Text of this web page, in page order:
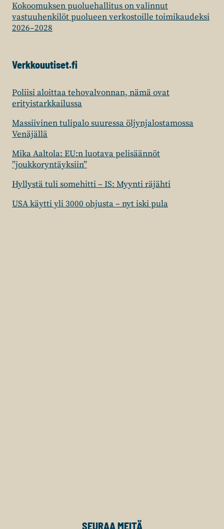
Kokoomuksen puoluehallitus on valinnut
vastuuhenkilöt puolueen verkostoille toimikaudeksi
2026–2028
Verkkouutiset.fi
Poliisi aloittaa tehovalvonnan, nämä ovat
erityistarkkailussa
Massiivinen tulipalo suuressa öljynjalostamossa
Venäjällä
Mika Aaltola: EU:n luotava pelisäännöt
”joukkoryntäyksiin”
Hyllystä tuli somehitti – IS: Myynti räjähti
USA käytti yli 3000 ohjusta – nyt iski pula
SEURAA MEITÄ